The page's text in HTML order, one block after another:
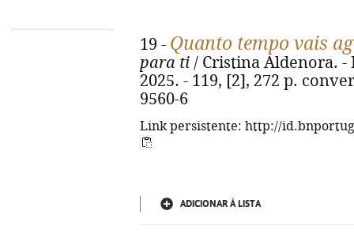
19 - Quanto tempo vais
para ti / Cristina Aldenora. -
2025. - 119, [2], 272 p.
9560-6
Link persistente: http://
ADICIONAR À LISTA